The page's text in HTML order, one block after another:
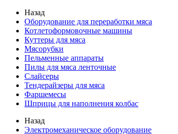
Назад
Оборудование для переработки мяса
Котлетоформовочные машины
Куттеры для мяса
Мясорубки
Пельменные аппараты
Пилы для мяса ленточные
Слайсеры
Тендерайзеры для мяса
Фаршемесы
Шприцы для наполнения колбас
Назад
Электромеханическое оборудование